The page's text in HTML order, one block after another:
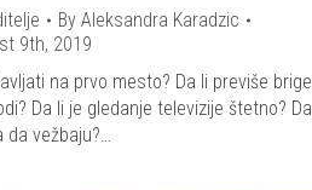
By Aleksandra Karadzic
9th, 2019
na prvo mesto? Da li previše brige
Da li je gledanje televizije štetno? Da
da vežbaju?…